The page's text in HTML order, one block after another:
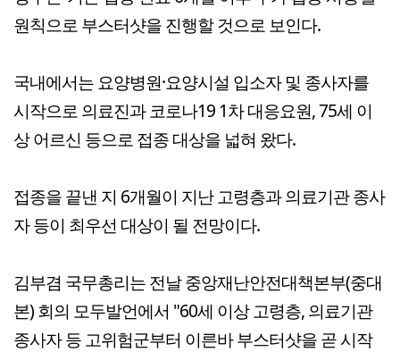
원칙으로 부스터샷을 진행할 것으로 보인다.
국내에서는 요양병원·요양시설 입소자 및 종사자를
시작으로 의료진과 코로나19 1차 대응요원, 75세 이
상 어르신 등으로 접종 대상을 넓혀 왔다.
접종을 끝낸 지 6개월이 지난 고령층과 의료기관 종사
자 등이 최우선 대상이 될 전망이다.
김부겸 국무총리는 전날 중앙재난안전대책본부(중대
본) 회의 모두발언에서 "60세 이상 고령층, 의료기관
종사자 등 고위험군부터 이른바 부스터샷을 곧 시작